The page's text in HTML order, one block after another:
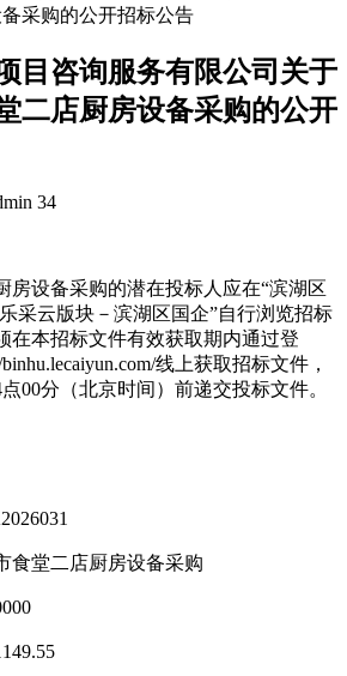
采购的公开招标公告
目咨询服务有限公司关于
二店厨房设备采购的公开
34
房设备采购的潜在投标人应在“滨湖区
采云版块－滨湖区国企”自行浏览招标
在本招标文件有效获取期内通过登
线上获取招标文件，
00分（北京时间）前递交投标文件。
食堂二店厨房设备采购